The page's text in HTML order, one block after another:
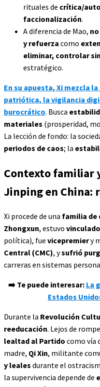
rituales de crítica/
faccionalización.
A diferencia de Mao,
y refuerza como
eliminar, controlar
estratégico.
En su apuesta, Xi mezcla
patriótica, la vigilancia
burocrático. Busca
materiales (prosperidad,
La lección de fondo: la
periodos de caos; la
Contexto familiar
Jinping en China:
Xi procede de una familia de
Zhongxun, estuvo
política), fue vicepremiery
Central (CMC), ysufrió
carreras en sistemas
➡️ Te puede interesar: La
Estados
Durante la Revolución
reeducación. Lejos de
lealtad al Partido como vía
madre, Qi Xin, militante
y leales durante el
la supervivencia depende de